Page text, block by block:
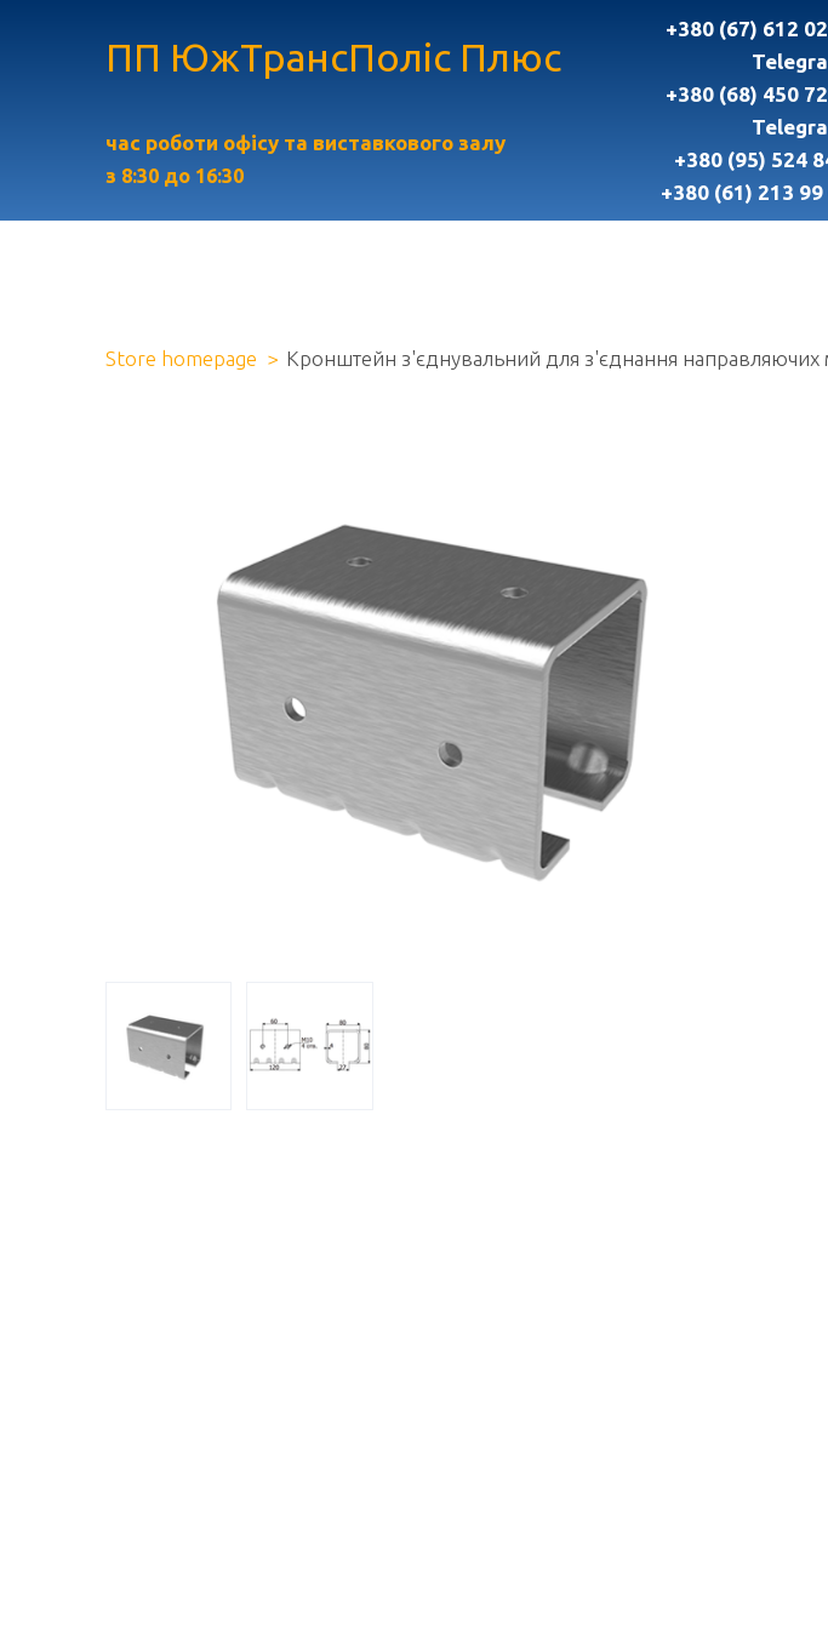
ПП ЮжТрансПоліс Плюс
час роботи офісу та виставкового залу
з 8:30 до 16:30
+380 (67) 612
+380 (68) 450
+380 (95) 524
+380 (61) 213 99
Store homepage Кронштейн з'єднувальний для з'єднання направляючих